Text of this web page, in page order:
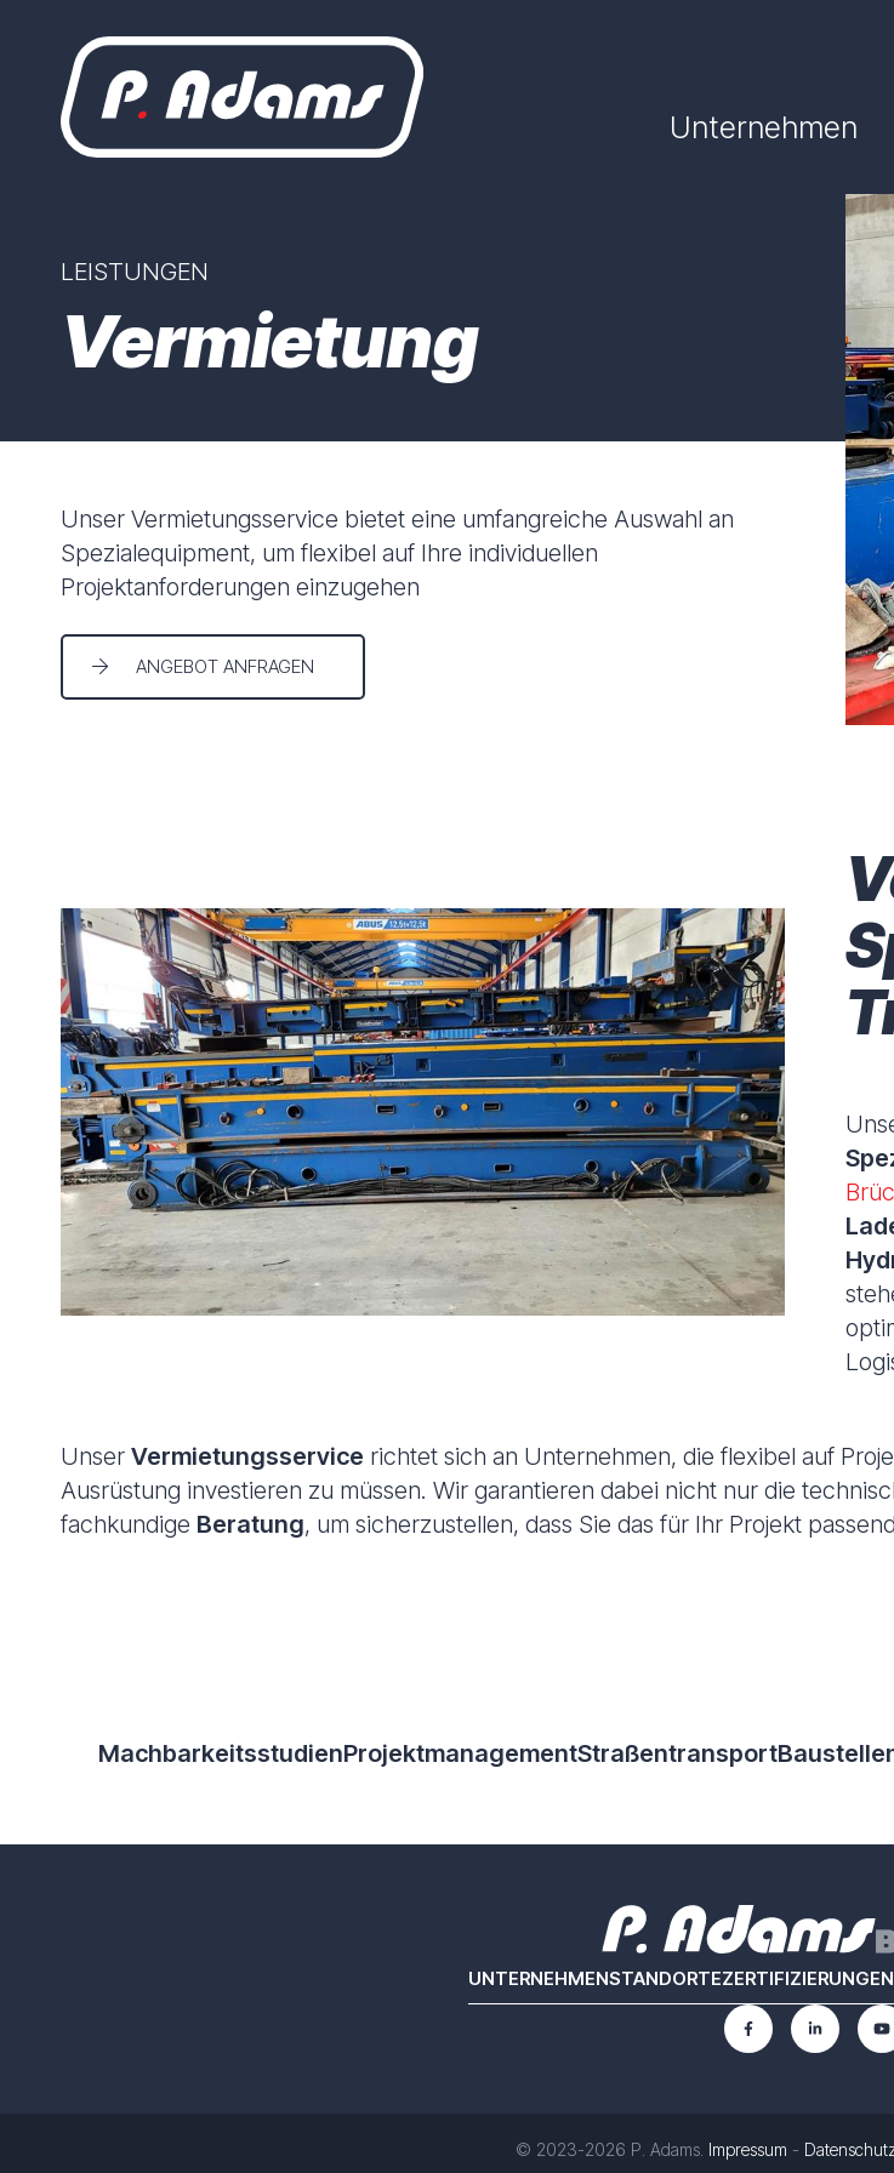
Unternehmen
LEISTUNGEN
Vermietung
Unser Vermietungsservice bietet eine umfangreiche Auswahl an
Spezialequipment, um flexibel auf Ihre individuellen
Projektanforderungen einzugehen
ANGEBOT ANFRAGEN
Unser Vermietungsservice richtet sich an Unternehmen, die flexibel auf
Ausrüstung investieren zu müssen. Wir garantieren dabei nicht nur die
fachkundige Beratung, um sicherzustellen, dass Sie das für Ihr Projekt
MachbarkeitsstudienProjektmanagementStraßentransport
UNTERNEHMENSTANDORTEZERTIFIZIERUNGEN
© 2023-2026 P. Adams. Impressum -